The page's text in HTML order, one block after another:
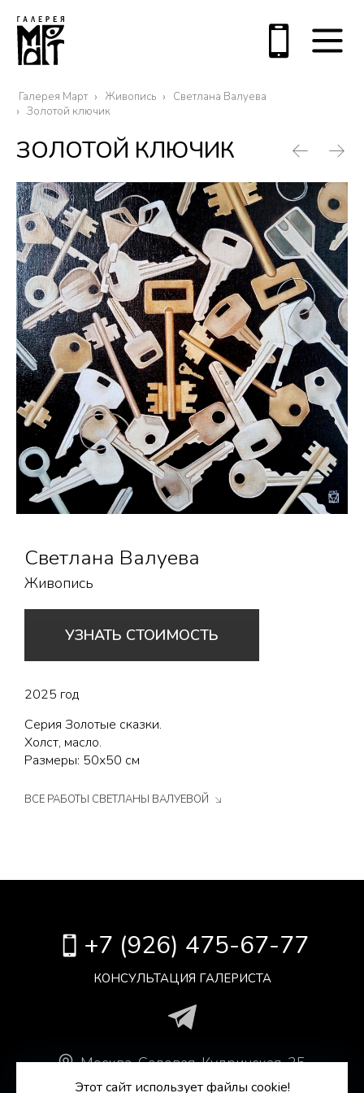
Галерея Март Живопись
Светлана Валуева
Золотой ключик
ЗОЛОТОЙ КЛЮЧИК
Светлана Валуева
Живопись
УЗНАТЬ СТОИМОСТЬ
2025 год
Серия Золотые сказки.
Холст, масло.
Размеры: 50х50 см
ВСЕ РАБОТЫ СВЕТЛАНЫ ВАЛУЕВОЙ
+7 (926) 475-67-77
КОНСУЛЬТАЦИЯ ГАЛЕРИСТА
Москва.Садовая-Кудринская, 25,
Антикварный Центр, оф. 306.
Этот сайт использует файлы cookie!